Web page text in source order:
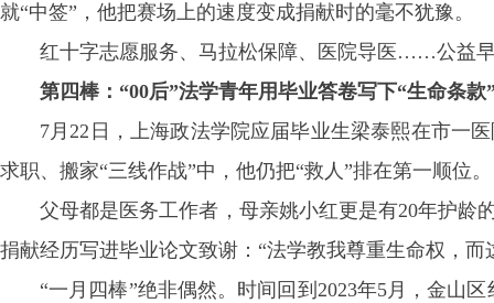
就“中签”，他把赛场上的速度变成捐献时的毫不犹豫。
红十字志愿服务、马拉松保障、医院导医……公益
第四棒：“00后”法学青年用毕业答卷写下“生命条款
7月22日，上海政法学院应届毕业生梁泰熙在市一
求职、搬家“三线作战”中，他仍把“救人”排在第一顺位。
父母都是医务工作者，母亲姚小红更是有20年护龄
捐献经历写进毕业论文致谢：“法学教我尊重生命权，
“一月四棒”绝非偶然。时间回到2023年5月，金山